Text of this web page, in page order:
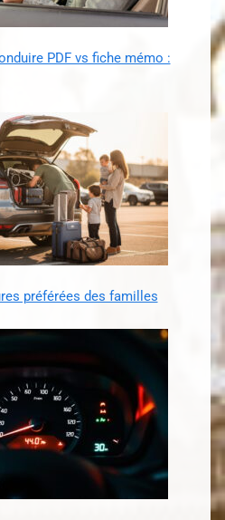
PDF vs fiche mémo :
préférées des familles